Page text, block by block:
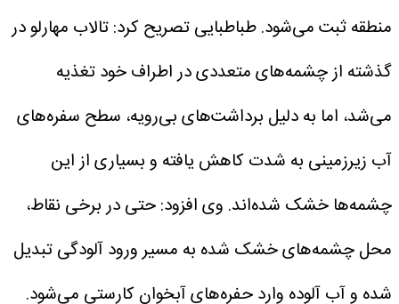
منطقه ثبت می‌شود.طباطبایی تصریح کرد: تالاب مهارلو در
گذشته از چشمه‌های متعددی در اطراف خود تغذیه
می‌شد، اما به دلیل برداشت‌های بی‌رویه، سطح سفره‌های
آب زیرزمینی به شدت کاهش یافته و بسیاری از این
چشمه‌ها خشک شده‌اند. وی افزود: حتی در برخی نقاط،
محل چشمه‌های خشک شده به مسیر ورود آلودگی تبدیل
شده و آب آلوده وارد حفره‌های آبخوان کارستی می‌شود.